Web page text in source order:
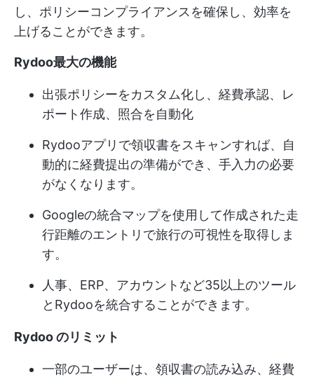
し、ポリシーコンプライアンスを確保し、効率を
上げることができます。
Rydoo最大の機能
出張ポリシーをカスタム化し、経費承認、レ
ポート作成、照合を自動化
Rydooアプリで領収書をスキャンすれば、自
動的に経費提出の準備ができ、手入力の必要
がなくなります。
Googleの統合マップを使用して作成された走
行距離のエントリで旅行の可視性を取得しま
す。
人事、ERP、アカウントなど35以上のツール
とRydooを統合することができます。
Rydoo のリミット
一部のユーザーは、領収書の読み込み、経費